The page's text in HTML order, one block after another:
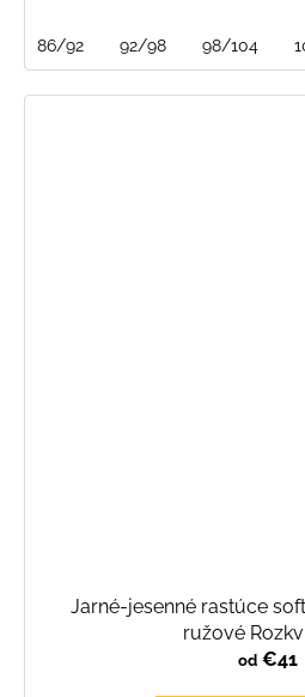
86/92 92/98 98/104
Jarné-jesenné rastúce
ružové
od €41